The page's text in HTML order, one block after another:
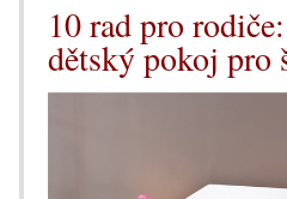
10 rad pro
dětský pokoj pro